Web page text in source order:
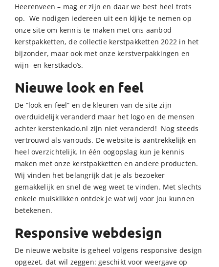
Heerenveen – mag er zijn en daar we best heel trots
op. We nodigen iedereen uit een kijkje te nemen op
onze site om kennis te maken met ons aanbod
kerstpakketten, de collectie kerstpakketten 2022 in het
bijzonder, maar ook met onze kerstverpakkingen en
wijn- en kerstkado’s.
Nieuwe look en feel
De “look en feel” en de kleuren van de site zijn
overduidelijk veranderd maar het logo en de mensen
achter kerstenkado.nl zijn niet veranderd! Nog steeds
vertrouwd als vanouds. De website is aantrekkelijk en
heel overzichtelijk. In één oogopslag kun je kennis
maken met onze kerstpakketten en andere producten.
Wij vinden het belangrijk dat je als bezoeker
gemakkelijk en snel de weg weet te vinden. Met slechts
enkele muisklikken ontdek je wat wij voor jou kunnen
betekenen.
Responsive webdesign
De nieuwe website is geheel volgens responsive design
opgezet, dat wil zeggen: geschikt voor weergave op